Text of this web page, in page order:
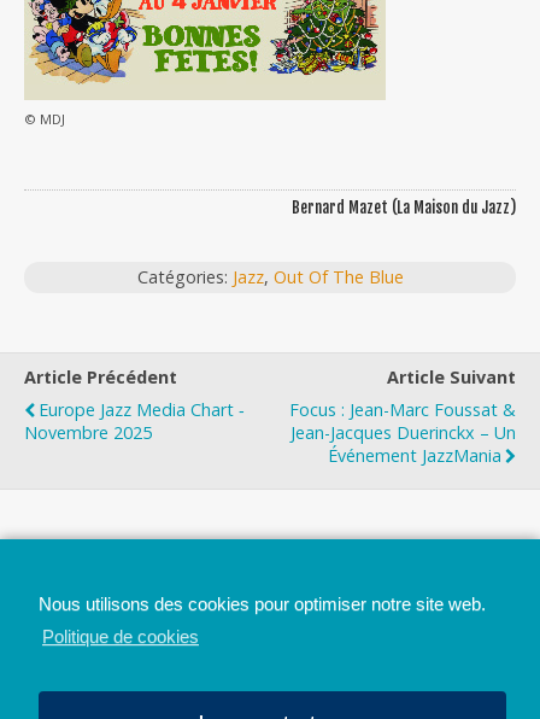
© MDJ
Bernard Mazet (La Maison du Jazz)
Catégories: Jazz, Out Of The Blue
Article Précédent
Europe Jazz Media Chart ‐
Novembre 2025
Article Suivant
Focus : Jean-Marc Foussat &
Jean-Jacques Duerinckx – Un
Événement JazzMania
Nous utilisons des cookies pour optimiser notre site web.
Politique de cookies